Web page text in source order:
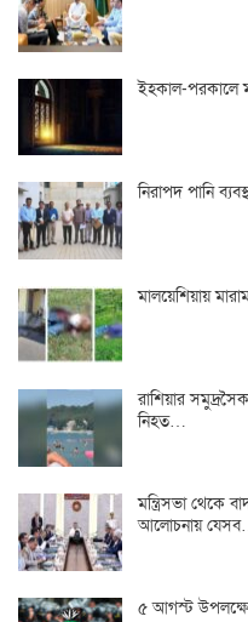
ইহকাল-পরকালে
নিরাপদ পানি
মালয়েশিয়ায়
রাশিয়ার
নিহত…
মন্ত্রিসভা থেকে
আলোচনায়
৫ আগস্ট উপলক্ষ্যে